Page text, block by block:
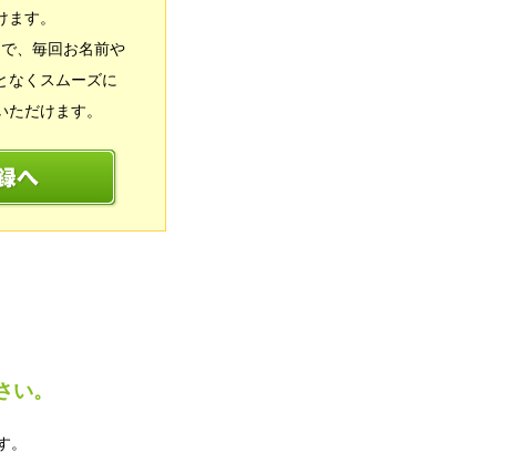
す。
、毎回お名前や
なくスムーズに
だけます。
。